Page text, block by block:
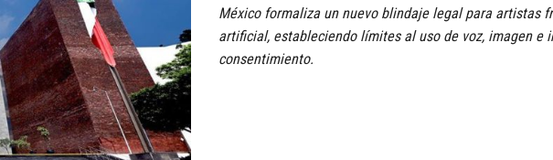
México formaliza un nuevo blindaje legal para artistas
artificial, estableciendo límites al uso de voz, imagen e
consentimiento.